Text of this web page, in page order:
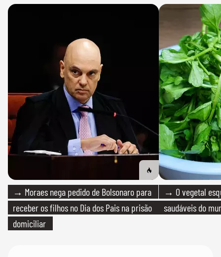
→ Moraes nega pedido de Bolsonaro para
receber os filhos no Dia dos Pais na prisão
domiciliar
→ O vegetal
saudáveis do